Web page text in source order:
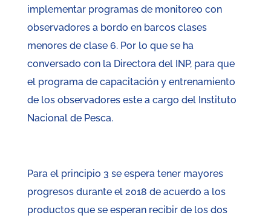
implementar programas de monitoreo con
observadores a bordo en barcos clases
menores de clase 6. Por lo que se ha
conversado con la Directora del INP, para que
el programa de capacitación y entrenamiento
de los observadores este a cargo del Instituto
Nacional de Pesca.
Para el principio 3 se espera tener mayores
progresos durante el 2018 de acuerdo a los
productos que se esperan recibir de los dos